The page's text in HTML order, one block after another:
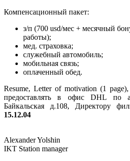
Компенсационный пакет:
з/п (700 usd/мес + месячный
работы);
мед. страховка;
служебный автомобиль;
мобильная связь;
оплаченный обед.
Resume, Letter of motivation (1
предоставлять в офис DHL по
Байкальская д.108, Директору
15.12.04
Alexander Yolshin
IKT Station manager